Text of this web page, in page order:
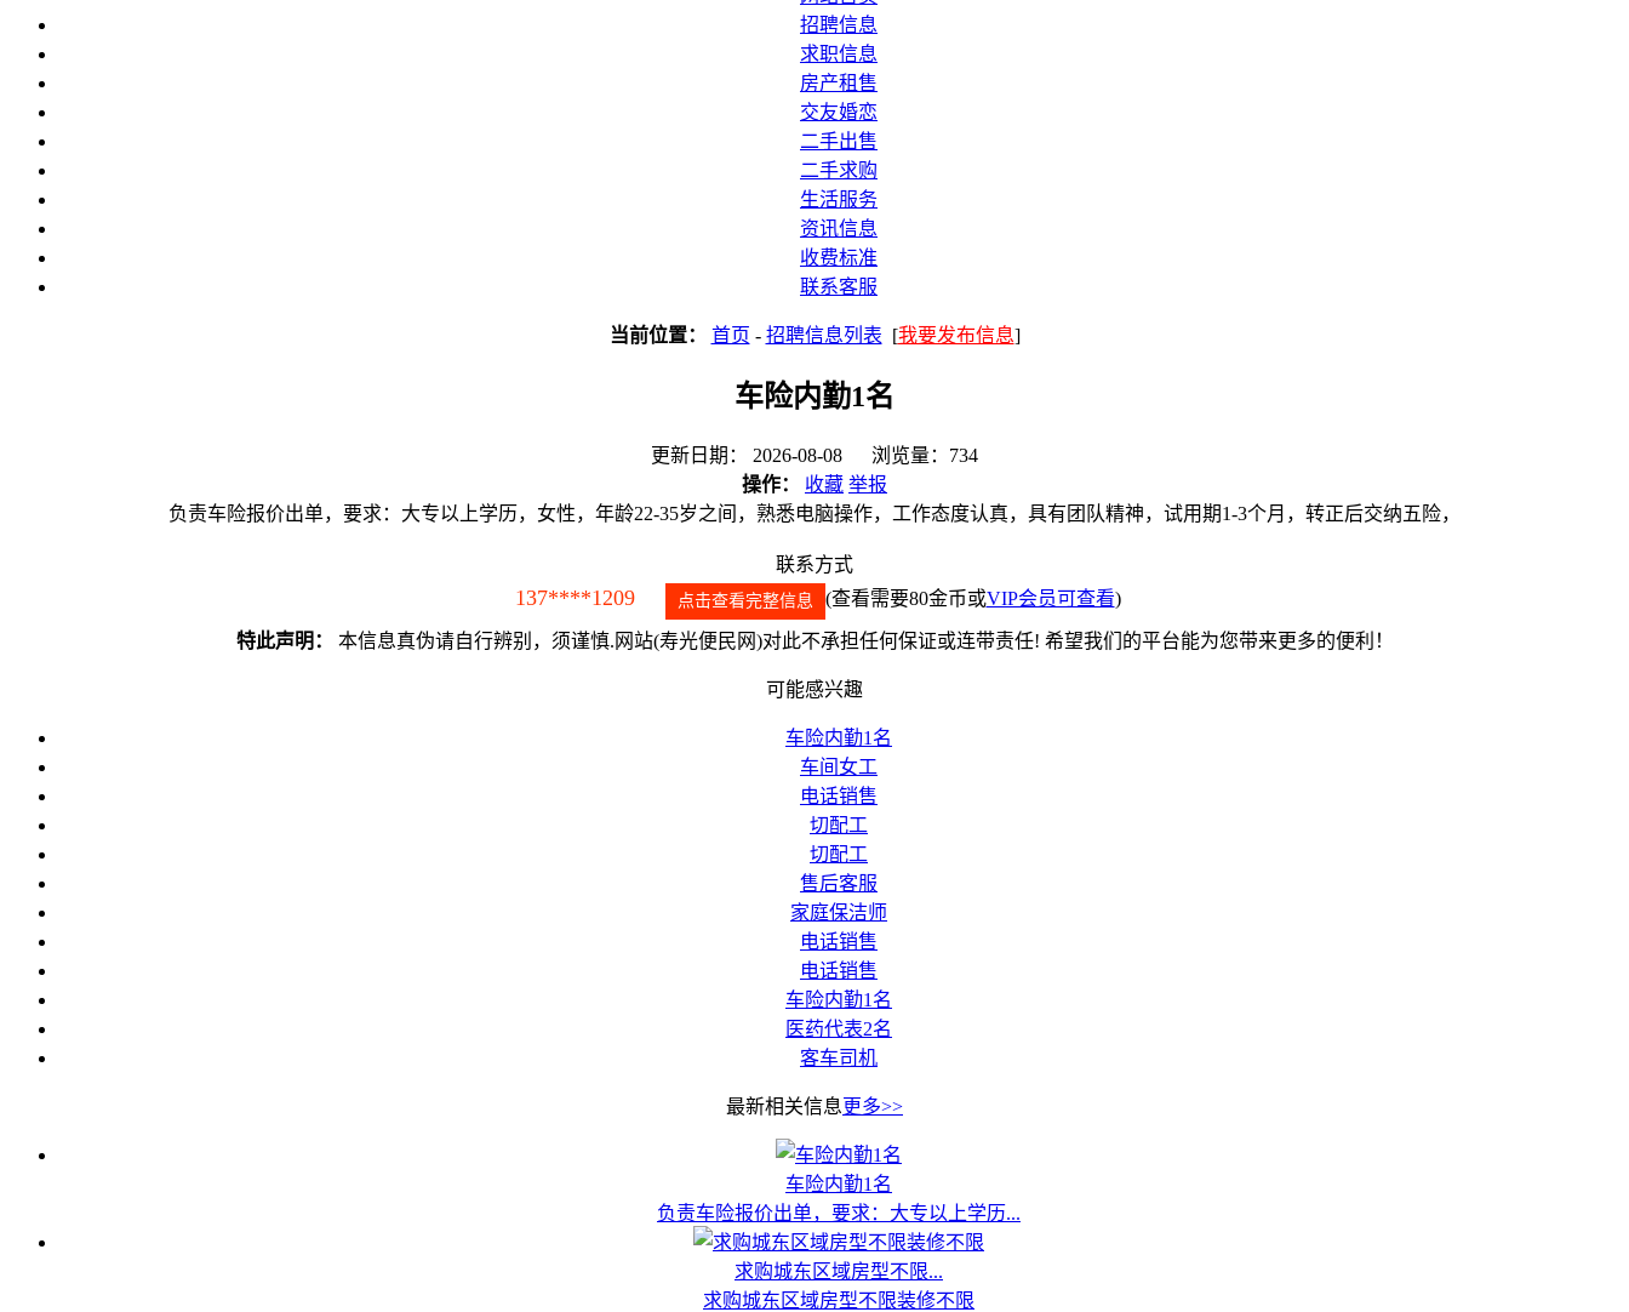
招聘信息
求职信息
房产租售
交友婚恋
二手出售
二手求购
生活服务
资讯信息
收费标准
联系客服
当前位置： 首页 - 招聘信息列表 [我要发布信息]
车险内勤1名
更新日期： 2026-08-08 浏览量：734
操作：
收藏 举报
负责车险报价出单，要求：大专以上学历，女性，年龄22-35岁之间，熟悉电脑操作，工作态度认真，具有团队精神，试用期1-3个月，转正后交纳五险，
联系方式
137****1209 点击查看完整信息 (查看需要80金币或VIP会员可查看)
特此声明： 本信息真伪请自行辨别，须谨慎.网站(寿光便民网)对此不承担任何保证或连带责任! 希望我们的平台能为您带来更多的便利！
可能感兴趣
车险内勤1名
车间女工
电话销售
切配工
切配工
售后客服
家庭保洁师
电话销售
电话销售
车险内勤1名
医药代表2名
客车司机
最新相关信息更多>>
车险内勤1名
负责车险报价出单，要求：大专以上学历...
求购城东区域房型不限...
求购城东区域房型不限装修不限